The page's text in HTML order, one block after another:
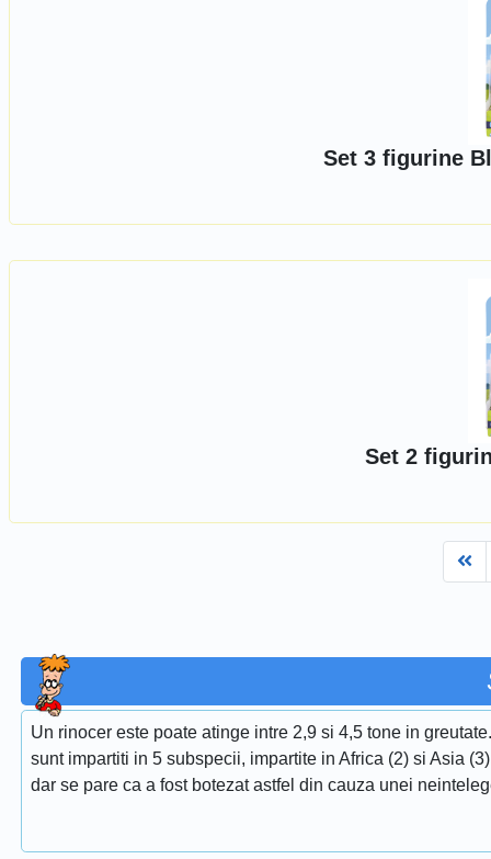
Set 3 figurine
Set 2
Un rinocer este poate atinge intre 2,9 si 4,5 tone in
sunt impartiti in 5 subspecii, impartite in Africa (2) si Asia
dar se pare ca a fost botezat astfel din cauza unei